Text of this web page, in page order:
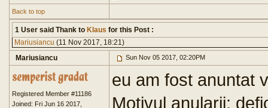
Back to top
1 User said Thank to Klaus for this Post :
Mariusiancu (11 Nov 2017, 18:21)
Mariusiancu
Sun Nov 05 2017, 02:20PM
Registered Member #11186
Joined: Fri Jun 16 2017,
eu am fost anuntat
Motivul anularii: